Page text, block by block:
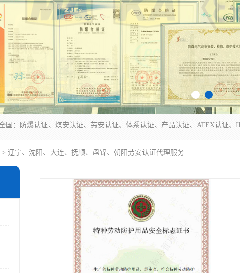
> 辽宁、沈阳、大连、抚顺、盘锦、朝阳劳安认证代理服务